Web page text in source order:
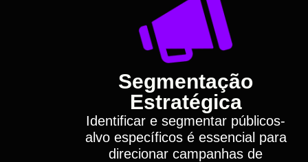
Segmentação
Estratégica
Identificar e segmentar públicos-
alvo específicos é essencial para
direcionar campanhas de